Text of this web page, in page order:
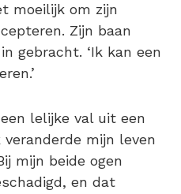
moeilijk om zijn
Zijn baan
gebracht. ‘Ik kan een
lelijke val uit een
mijn leven
mijn beide ogen
en dat